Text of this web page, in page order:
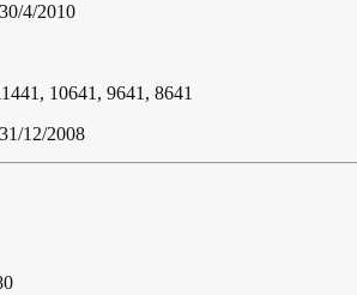
4/2010
10641, 9641, 8641
12/2008